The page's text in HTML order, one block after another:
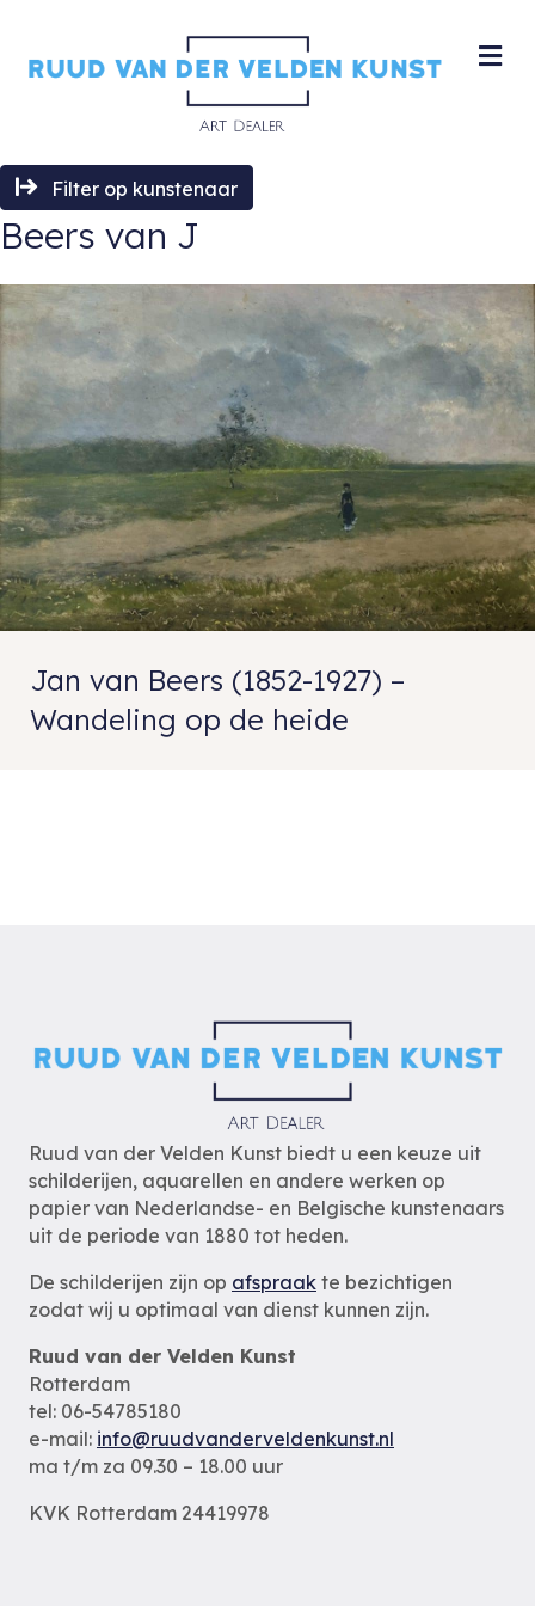
Filter op kunstenaar
Beers van J
Jan van Beers (1852-1927) –
Wandeling op de heide
Ruud van der Velden Kunst biedt u een keuze uit
schilderijen, aquarellen en andere werken op
papier van Nederlandse- en Belgische kunstenaars
uit de periode van 1880 tot heden.
De schilderijen zijn op afspraak te bezichtigen
zodat wij u optimaal van dienst kunnen zijn.
Ruud van der Velden Kunst
Rotterdam
tel: 06-54785180
e-mail: info@ruudvanderveldenkunst.nl
ma t/m za 09.30 – 18.00 uur
KVK Rotterdam 24419978